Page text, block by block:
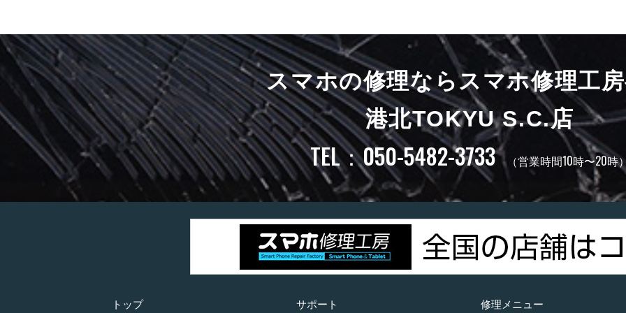
スマホの修理ならスマホ修理工
港北TOKYU S.C.店
TEL：050-5482-3733 （営業時間10時〜20時
トップ サポート 修理メニュー